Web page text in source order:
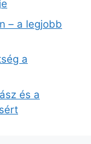
– a legjobb
a
és a